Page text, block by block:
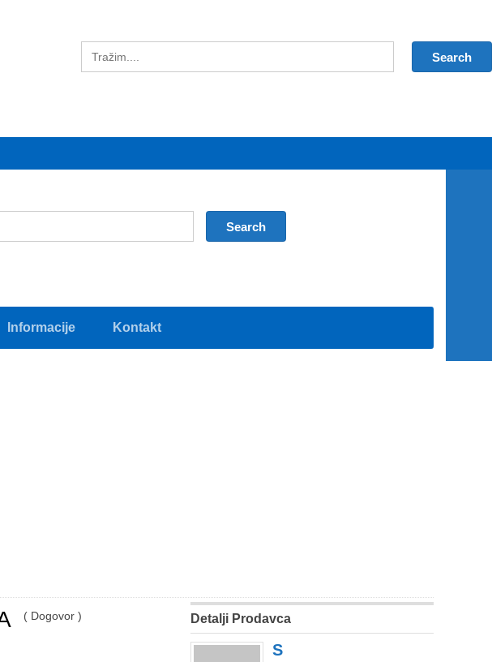
Informacije Kontakt
( Dogovor ) Detalji Prodavca
S